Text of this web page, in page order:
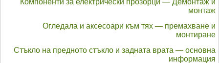
Компоненти за електрически прозорци — Демонтаж и
монтаж
Огледала и аксесоари към тях — премахване и
монтиране
Стъкло на предното стъкло и задната врата — основна
информация